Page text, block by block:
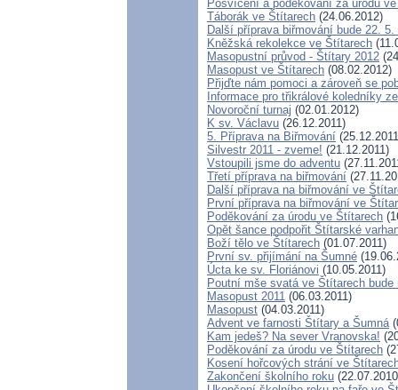
Posvícení a poděkování za úrodu
Táborák ve Štítarech (24.06.2012)
Další příprava biřmování bude 22.
Kněžská rekolekce ve Štítarech
Masopustní průvod - Štítary 2012
Masopust ve Štítarech (08.02.2012)
Přijďte nám pomoci a zároveň se
Informace pro třikrálové koledníky
Novoroční turnaj (02.01.2012)
K sv. Václavu (26.12.2011)
5. Příprava na Biřmování
Silvestr 2011 - zveme! (21.12.2011)
Vstoupili jsme do adventu
Třetí příprava na biřmování
Další příprava na biřmování ve
První příprava na biřmování ve
Poděkování za úrodu ve Štítarech
Opět šance podpořit Štítarské
Boží tělo ve Štítarech (01.07.2011)
První sv. přijímání na Šumné
Úcta ke sv. Floriánovi (10.05.2011)
Poutní mše svatá ve Štítarech
Masopust 2011 (06.03.2011)
Masopust (04.03.2011)
Advent ve farnosti Štítary a Šumná
Kam jedeš? Na sever Vranovska!
Poděkování za úrodu ve Štítarech
Kosení hořcových strání ve
Zakončení školního roku